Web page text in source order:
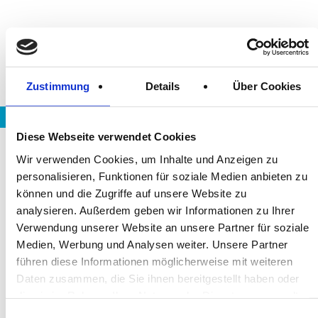
Zustimmung Details Über Cookies
Diese Webseite verwendet Cookies
Wir verwenden Cookies, um Inhalte und Anzeigen zu
personalisieren, Funktionen für soziale Medien anbieten zu
können und die Zugriffe auf unsere Website zu
analysieren. Außerdem geben wir Informationen zu Ihrer
Verwendung unserer Website an unsere Partner für soziale
Medien, Werbung und Analysen weiter. Unsere Partner
führen diese Informationen möglicherweise mit weiteren
Daten zusammen, die Sie ihnen bereitgestellt haben oder
Jobs bei murad & murad
ÜBER UNS
unser auftrag
unser leitbild
unser qualitätsanspruch
unser image
unsere jobs
UNSERE LEHRGÄNGE
berufsausbildung
UNTERNEHMENSSERVICE
unser qualitätsanspruch